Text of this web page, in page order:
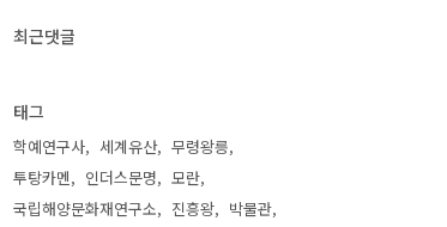
최근댓글
태그
학예연구사 세계유산
무령왕릉
투탕카멘
인더스문명
모란
국립해양문화재연구소
진흥왕
박물관